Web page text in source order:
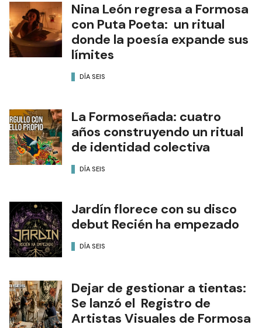
Nina León regresa a Formosa
con Puta Poeta: un ritual
donde la poesía expande sus
límites
DÍA SEIS
La Formoseñada: cuatro
años construyendo un ritual
de identidad colectiva
DÍA SEIS
Jardín florece con su disco
debut Recién ha empezado
DÍA SEIS
Dejar de gestionar a tientas:
Se lanzó el Registro de
Artistas Visuales de Formosa